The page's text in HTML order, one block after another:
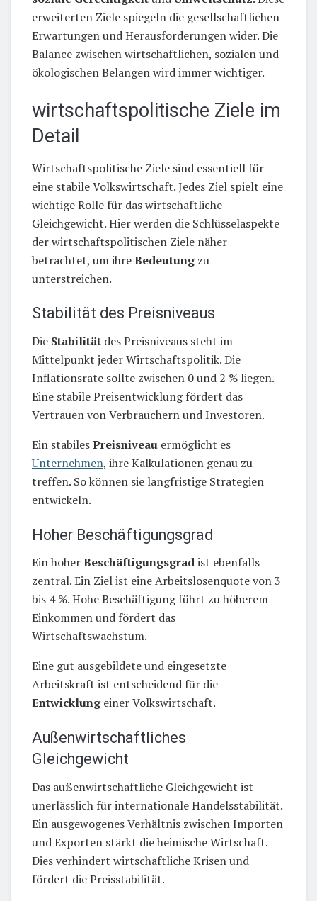
erweiterten Ziele spiegeln die gesellschaftlichen
Erwartungen und Herausforderungen wider. Die
Balance zwischen wirtschaftlichen, sozialen und
ökologischen Belangen wird immer wichtiger.
wirtschaftspolitische Ziele im
Detail
Wirtschaftspolitische Ziele sind essentiell für
eine stabile Volkswirtschaft. Jedes Ziel spielt eine
wichtige Rolle für das wirtschaftliche
Gleichgewicht. Hier werden die Schlüsselaspekte
der wirtschaftspolitischen Ziele näher
betrachtet, um ihreBedeutungzu
unterstreichen.
Stabilität des Preisniveaus
Die Stabilität des Preisniveaus steht im
Mittelpunkt jeder Wirtschaftspolitik. Die
Inflationsrate sollte zwischen 0 und 2 % liegen.
Eine stabile Preisentwicklung fördert das
Vertrauen von Verbrauchern und Investoren.
Ein stabilesPreisniveau ermöglicht es
Unternehmen, ihre Kalkulationen genau zu
treffen. So können sie langfristige Strategien
entwickeln.
Hoher Beschäftigungsgrad
Ein hoherBeschäftigungsgradist ebenfalls
zentral. Ein Ziel ist eine Arbeitslosenquote von 3
bis 4 %. Hohe Beschäftigung führt zu höherem
Einkommen und fördert das
Wirtschaftswachstum.
Eine gut ausgebildete und eingesetzte
Arbeitskraft ist entscheidend für die
Entwicklungeiner Volkswirtschaft.
Außenwirtschaftliches
Gleichgewicht
Das außenwirtschaftliche Gleichgewicht ist
unerlässlich für internationale Handelsstabilität.
Ein ausgewogenes Verhältnis zwischen Importen
und Exporten stärkt die heimische Wirtschaft.
Dies verhindert wirtschaftliche Krisen und
fördert die Preisstabilität.